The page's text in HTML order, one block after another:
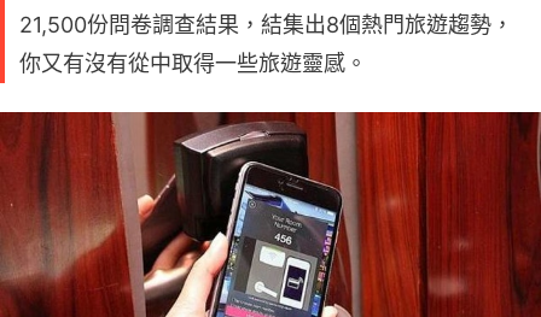
21,500份問卷調查結果，結集出8個熱門旅遊趨勢，
你又有沒有從中取得一些旅遊靈感。